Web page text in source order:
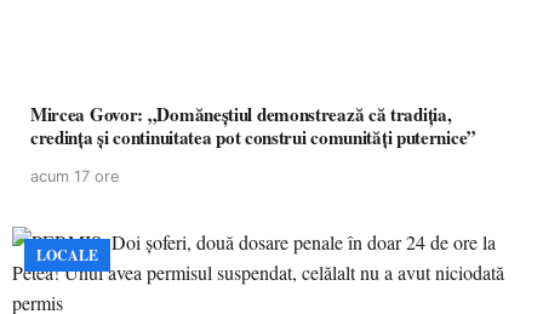
Mircea Govor: „Domăneștiul demonstrează că tradiția,
credința și continuitatea pot construi comunități puternice”
acum 17 ore
LOCALE